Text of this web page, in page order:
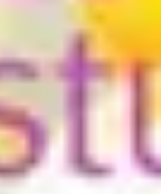
Techniques et Astuces